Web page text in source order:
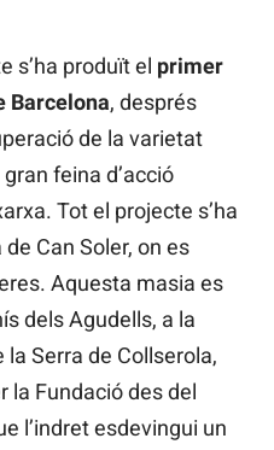
s’ha produït el primer
Barcelona, després
de la varietat
feina d’acció
Tot el projecte s’ha
Can Soler, on es
Aquesta masia es
dels Agudells, a la
Serra de Collserola,
la Fundació des del
l’indret esdevingui un